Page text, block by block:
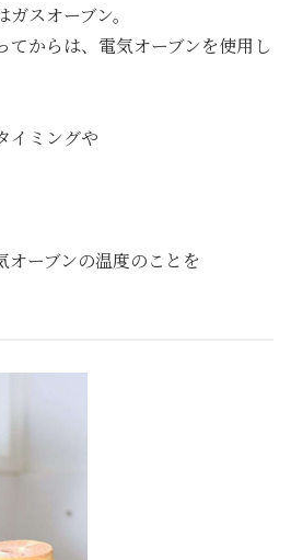
スオーブン。
てからは、電気オーブンを使用し
イミングや
オーブンの温度のことを